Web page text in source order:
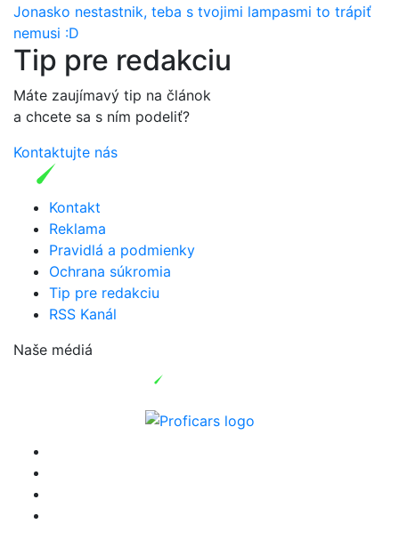
Jonasko nestastnik, teba s tvojimi lampasmi to trápiť
nemusi :D
Tip pre redakciu
Máte zaujímavý tip na článok
a chcete sa s ním podeliť?
Kontaktujte nás
Kontakt
Reklama
Pravidlá a podmienky
Ochrana súkromia
Tip pre redakciu
RSS Kanál
Naše médiá